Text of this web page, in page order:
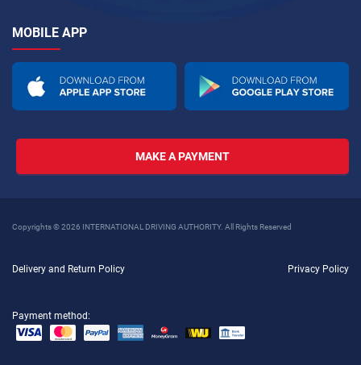
MOBILE APP
MAKE A PAYMENT
Copyrights © 2026 INTERNATIONAL DRIVING AUTHORITY. All Rights Reserved
Delivery and Return Policy Privacy Policy
Payment method: